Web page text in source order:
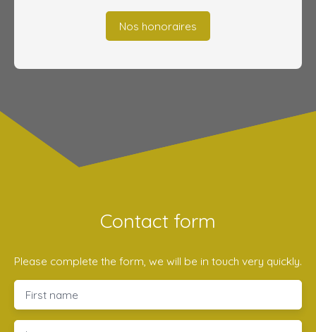
Nos honoraires
Contact form
Please complete the form, we will be in touch very quickly.
First name